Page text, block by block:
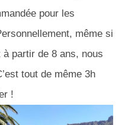
pour les
même si
à partir de 8 ans, nous
tout de même 3h
!